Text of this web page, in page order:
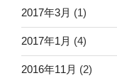
2017年3月 (1)
2017年1月 (4)
2016年11月 (2)